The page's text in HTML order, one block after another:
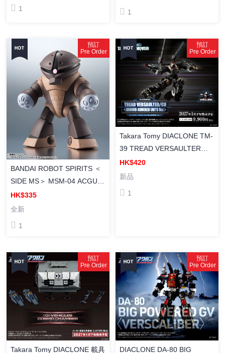
1 1
預訂
Pre Order
BANDAI ROBOT SPIRITS ＜
SIDE MS＞ MSM-04 ACGUY
ver. A.N.I.M.E. [ROBOT魂]
MSM-04 龜霸 VER.
HK$335
全新
1
預訂
Pre Order
Takara Tomy DIACLONE TM-
39 TREAD VERSAULTER
/CU 陸上機甲部隊 Ver.
HK$420
新品
1
預訂
Pre Order
Takara Tomy DIACLONE 載具
預訂
Pre Order
DIACLONE DA-80 BIG